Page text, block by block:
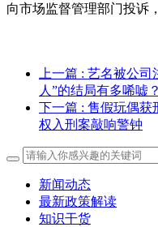
向市场监督管理部门投诉
上一篇 : 艺名被公司
人”的结局有多唏嘘？
下一篇 : 售假玩偶获
权入刑案敲响警钟
新闻动态
最新政策解读
知识干货